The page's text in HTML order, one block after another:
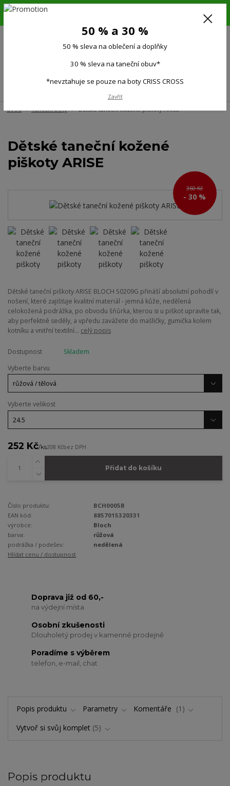
6.-16.8.26. DOVOLENÁ !!! 50 % SLEVA na všechno oblečení a doplňky !!!
(Po-Pá 9:00-15.00)
Úvod Taneční boty Dětské taneční kožené piškoty ARISE
Dětské taneční kožené
piškoty ARISE
360 Kč
- 30 %
Dětské taneční piškoty ARISE BLOCH S0209G přináší absolutní pohodlí v
nošení, které zajišťuje kvalitní materiál - jemná kůže, nedělená
celokožená podrážka, po obvodu šňůrka, kterou si u piškot upravíte tak,
aby perfektně seděly, a vpředu zavážete do mašličky, gumička kolem
kotníku a vnitřní textilní... celý popis
Dostupnost
Skladem
Vyberte barvu
Vyberte velikost
252 Kč/ks208 Kčbez DPH
Přidat do košíku
Číslo produktu:
BCH0005B
EAN kód:
8857015320331
výrobce:
Bloch
barva:
růžová
podrážka / podešev:
nedělená
Hlídat cenu / dostupnost
Doprava již od 60,-
na výdejní místa
Osobní zkušenosti
Dlouholetý prodej v kamenné prodejně
Poradíme s výběrem
telefon, e-mail, chat
Popis produktu Parametry Komentáře
1
Vytvoř si svůj komplet 5
Popis produktu
50 % a 30 %
50 % sleva na oblečení a doplňky
30 % sleva na taneční obuv*
*nevztahuje se pouze na boty CRISS CROSS
Zavřít